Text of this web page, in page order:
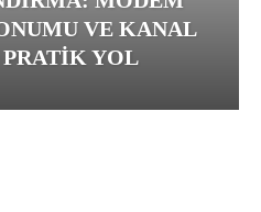
VE KANAL
YOL